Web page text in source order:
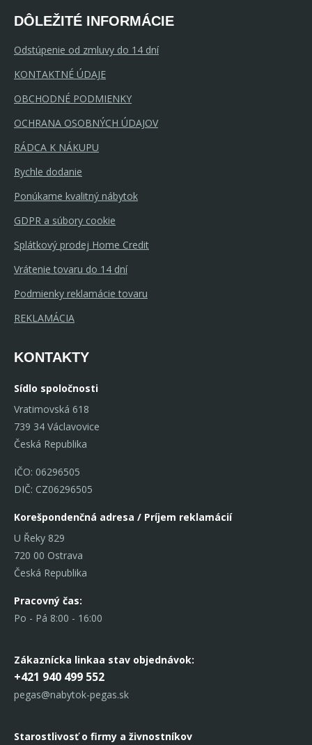
DÔLEŽITÉ INFORMÁCIE
Odstúpenie od zmluvy do 14 dní
KONTAKTNÉ ÚDAJE
OBCHODNÉ PODMIENKY
OCHRANA OSOBNÝCH ÚDAJOV
RÁDCA K NÁKUPU
Rychle dodanie
Ponúkame kvalitný nábytok
GDPR a súbory cookie
Splátkový prodej Home Credit
Vrátenie tovaru do 14 dní
Podmienky reklamácie tovaru
REKLAMÁCIA
KONTAKTY
Sídlo spoločnosti
Vratimovská 618
739 34 Václavovice
Česká Republika
IČO: 06296505
DIČ: CZ06296505
Korešpondenčná adresa / Príjem reklamácií
U Řeky 829
720 00 Ostrava
Česká Republika
Pracovný čas:
Po - Pá 8:00 - 16:00
Zákaznícka linkaa stav objednávok:
+421 940 499 552
pegas@nabytok-pegas.sk
Starostlivosť o firmy a živnostníkov